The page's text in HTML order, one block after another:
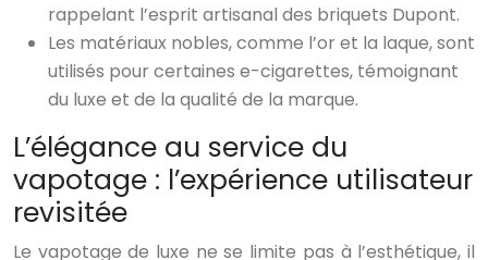
rappelant l’esprit artisanal des briquets Dupont.
Les matériaux nobles, comme l’or et la laque, sont
utilisés pour certaines e-cigarettes, témoignant
du luxe et de la qualité de la marque.
L’élégance au service du
vapotage : l’expérience utilisateur
revisitée
Le vapotage de luxe ne se limite pas à l’esthétique, il